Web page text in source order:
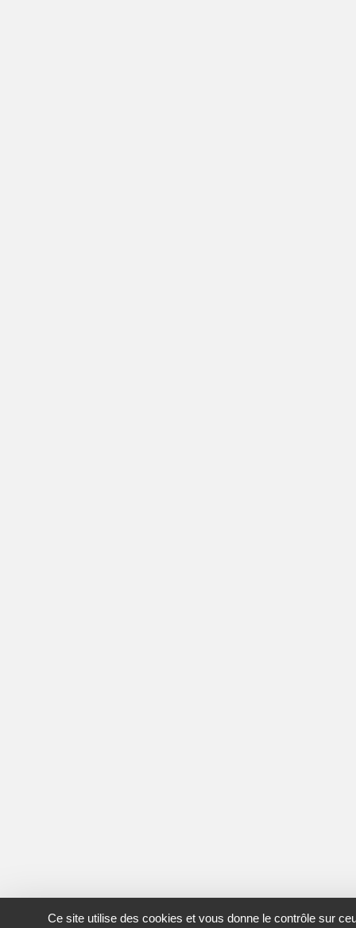
Ce site utilise des cookies et vous donne le contrôle sur